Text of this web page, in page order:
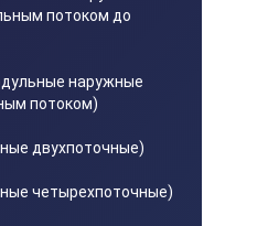
потоком до
наружные
потоком)
двухпоточные)
четырехпоточные)